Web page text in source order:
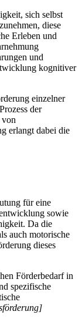
sich selbst
diese
Erleben und
und
kognitiver
einzelner
der
erlangt dabei die
für eine
sowie
Da die
auch motorische
dieses
Förderbedarf in
spezifische